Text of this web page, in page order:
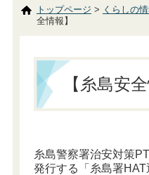
トップページ > くらしの
全情報】
【糸島安
糸島警察署治安対策
発行する「糸島署